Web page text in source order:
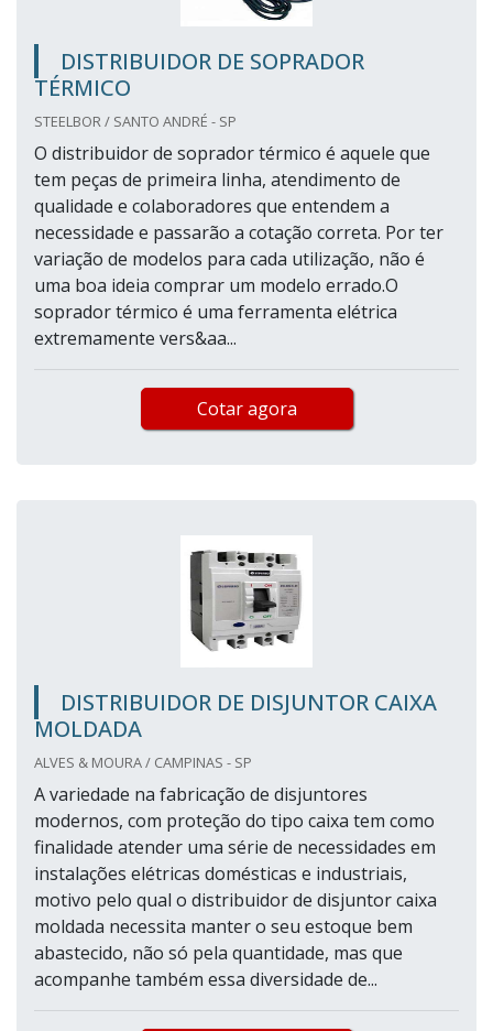
DISTRIBUIDOR DE SOPRADOR
TÉRMICO
STEELBOR / SANTO ANDRÉ - SP
O distribuidor de soprador térmico é aquele que
tem peças de primeira linha, atendimento de
qualidade e colaboradores que entendem a
necessidade e passarão a cotação correta. Por ter
variação de modelos para cada utilização, não é
uma boa ideia comprar um modelo errado.O
soprador térmico é uma ferramenta elétrica
extremamente vers&aa...
Cotar agora
DISTRIBUIDOR DE DISJUNTOR CAIXA
MOLDADA
ALVES & MOURA / CAMPINAS - SP
A variedade na fabricação de disjuntores
modernos, com proteção do tipo caixa tem como
finalidade atender uma série de necessidades em
instalações elétricas domésticas e industriais,
motivo pelo qual o distribuidor de disjuntor caixa
moldada necessita manter o seu estoque bem
abastecido, não só pela quantidade, mas que
acompanhe também essa diversidade de...